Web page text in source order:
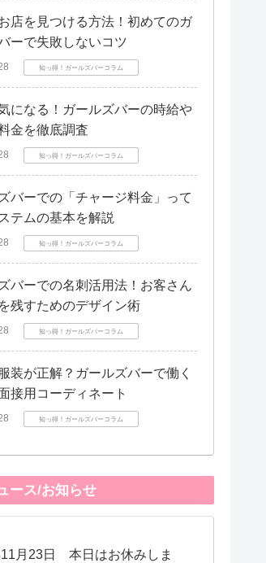
店を見つける方法！初めてのガ
ーで失敗しないコツ
知っ得！ガールズバーコラム
になる！ガールズバーの時給や
金を徹底調査
知っ得！ガールズバーコラム
バーでの「チャージ料金」って
テムの基本を解説
知っ得！ガールズバーコラム
バーでの名刺活用法！お客さん
残すためのデザイン術
知っ得！ガールズバーコラム
装が正解？ガールズバーで働く
接用コーディネート
知っ得！ガールズバーコラム
ース/お知らせ
月23日 本日はお休みしま